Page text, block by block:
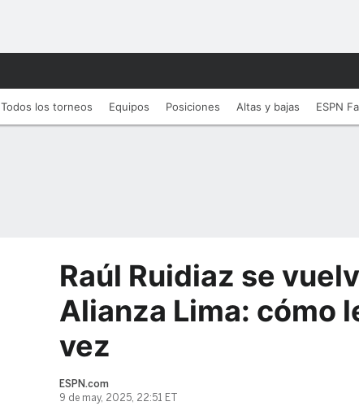
Todos los torneos Equipos Posiciones Altas y bajas ESPN
Raúl Ruidiaz se
Alianza Lima: cómo
vez
ESPN.com
9 de may, 2025, 22:51 ET